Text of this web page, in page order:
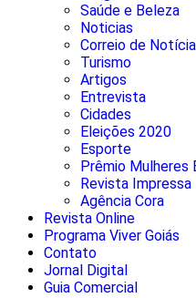
Saúde e Beleza
Noticias
Correio de
Turismo
Artigos
Entrevista
Cidades
Eleições 2020
Esporte
Prêmio Mulheres
Revista Impressa
Agência Cora
Revista Online
Programa Viver Goiás
Contato
Jornal Digital
Guia Comercial